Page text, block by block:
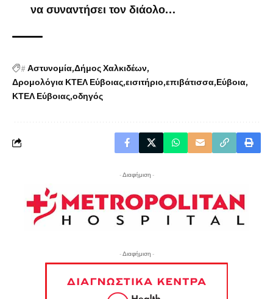
να συναντήσει τον διάολο…
#Αστυνομία Δήμος Χαλκιδέων
Δρομολόγια ΚΤΕΛ Εύβοιας εισιτήριο επιβάτισσα Εύβοια
ΚΤΕΛ Εύβοιας οδηγός
- Διαφήμιση -
- Διαφήμιση -